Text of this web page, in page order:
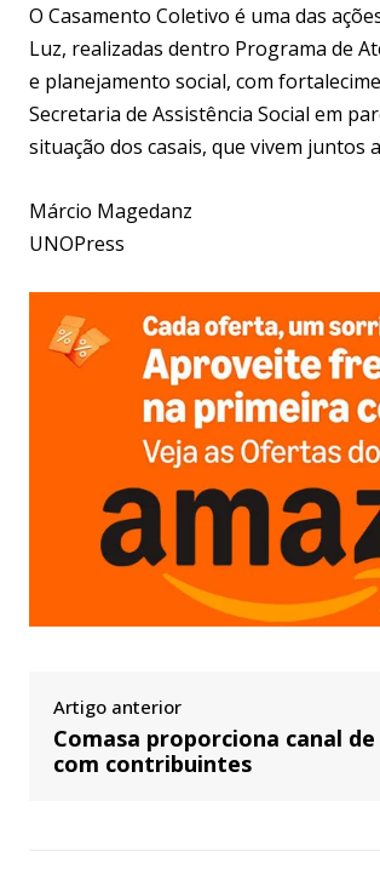
O Casamento Coletivo é uma das
Luz, realizadas dentro Programa de
e planejamento social, com
Secretaria de Assistência Social em
situação dos casais, que vivem juntos
Márcio Magedanz
UNOPress
Artigo anterior
Comasa proporciona canal
com contribuintes